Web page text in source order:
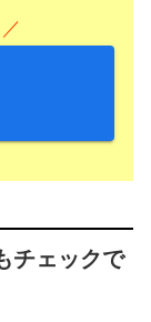
チェックで